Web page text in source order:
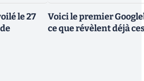
le 27
Voici le premier
ce que révèlent déjà